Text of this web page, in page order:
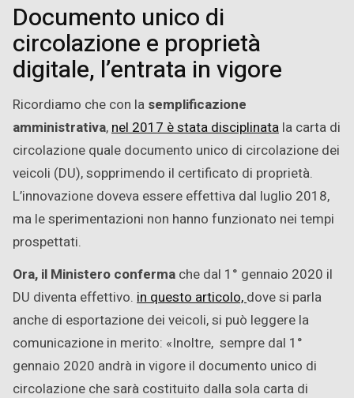
Documento unico di
circolazione e proprietà
digitale, l’entrata in vigore
Ricordiamo che con la semplificazione
amministrativa,nel 2017 è stata disciplinata la carta di
circolazione quale documento unico di circolazione dei
veicoli (DU), sopprimendo il certificato di proprietà.
L’innovazione doveva essere effettiva dal luglio 2018,
ma le sperimentazioni non hanno funzionato nei tempi
prospettati.
Ora, il Ministero conferma che dal 1° gennaio 2020 il
DU diventa effettivo. in questo articolo,dove si parla
anche di esportazione dei veicoli, si può leggere la
comunicazione in merito: «Inoltre, sempre dal 1°
gennaio 2020 andrà in vigore il documento unico di
circolazione che sarà costituito dalla sola carta di